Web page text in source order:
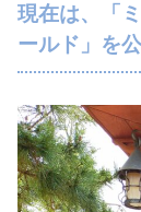
現在は、「
ールド」を